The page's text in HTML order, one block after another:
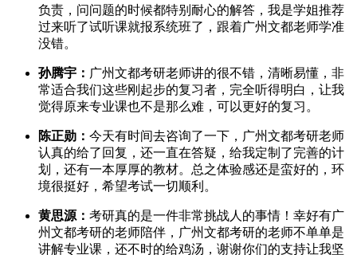
负责，问问题的时候都特别耐心的解答，我是学姐推荐
过来听了试听课就报系统班了，跟着广州文都老师学准
没错。
孙腾宇： 广州文都考研老师讲的很不错，清晰易懂，非
常适合我们这些刚起步的复习者，完全听得明白，让我
觉得原来专业课也不是那么难，可以更好的复习。
陈正勋： 今天有时间去咨询了一下，广州文都考研老师
认真的给了回复，还一直在答疑，给我定制了完善的计
划，还有一本厚厚的教材。总之体验感还是蛮好的，环
境很挺好，希望考试一切顺利。
黄思源： 考研真的是一件非常挑战人的事情！幸好有广
州文都考研的老师陪伴，广州文都考研的老师不单单是
讲解专业课，还不时的给鸡汤，谢谢你们的支持让我坚